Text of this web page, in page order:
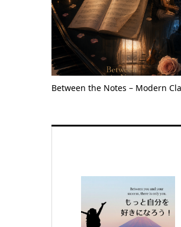
Between the Notes – Modern